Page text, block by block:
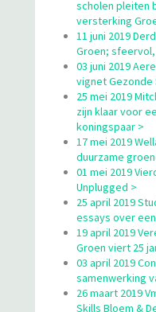
scholen pleiten
versterking
11 juni 2019
Groen;
03 juni 2019
vignet Gezonde
25 mei 2019
zijn klaar voor
koningspaar >
17 mei 2019
duurzame
01 mei 2019
Unplugged >
25 april 2019
essays over
19 april 2019
Groen viert 25
03 april 2019
samenwerking
26 maart 2019
Skills Bloem &